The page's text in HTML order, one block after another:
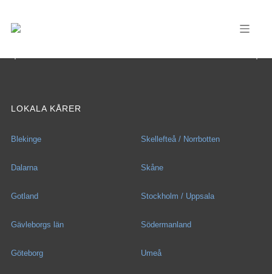
LOKALA KÅRER
Blekinge
Dalarna
Gotland
Gävleborgs län
Göteborg
Skellefteå / Norrbotten
Skåne
Stockholm / Uppsala
Södermanland
Umeå